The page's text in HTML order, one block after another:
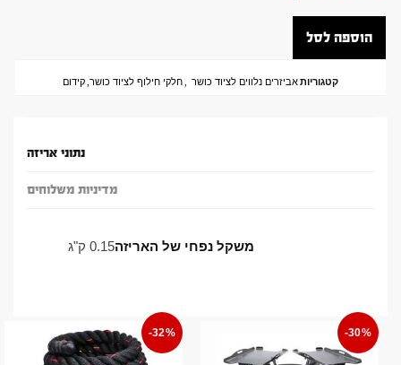
הוספה לסל
קטגוריותאביזרים נלווים לציוד כושר ,חלקי חילוף לציוד כושר,קידום
נתוני אריזה
מדיניות משלוחים
משקל נפחי של האריזה0.15 ק"ג
-30%
-32%